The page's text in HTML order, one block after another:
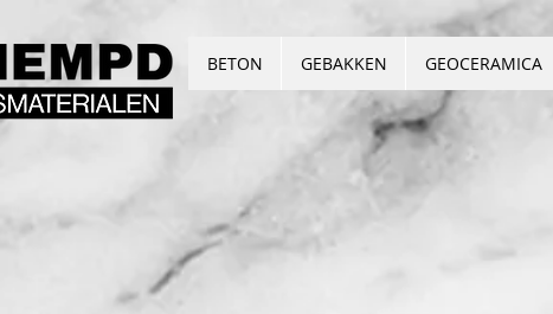
BETON GEBAKKEN GEOCERAMICA